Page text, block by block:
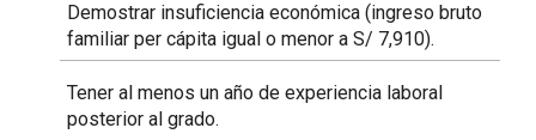
Demostrar insuficiencia económica (ingreso bruto
familiar per cápita igual o menor a S/ 7,910).
Tener al menos un año de experiencia laboral
posterior al grado.